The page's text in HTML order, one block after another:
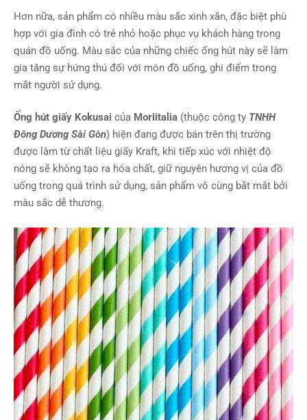
Hơn nữa, sản phẩm có nhiều màu sắc xinh xắn, đặc biệt phù
hợp với gia đình có trẻ nhỏ hoặc phục vụ khách hàng trong
quán đồ uống. Màu sắc của những chiếc ống hút này sẽ làm
gia tăng sự hứng thú đối với món đồ uống, ghi điểm trong
mắt người sử dụng.
Ống hút giấy Kokusai của Moriitalia (thuộc công ty TNHH
Đông Dương Sài Gòn) hiện đang được bán trên thị trường
được làm từ chất liệu giấy Kraft, khi tiếp xúc với nhiệt độ
nóng sẽ không tạo ra hóa chất, giữ nguyên hương vị của đồ
uống trong quá trình sử dụng, sản phẩm vô cùng bắt mắt bởi
màu sắc dễ thương.